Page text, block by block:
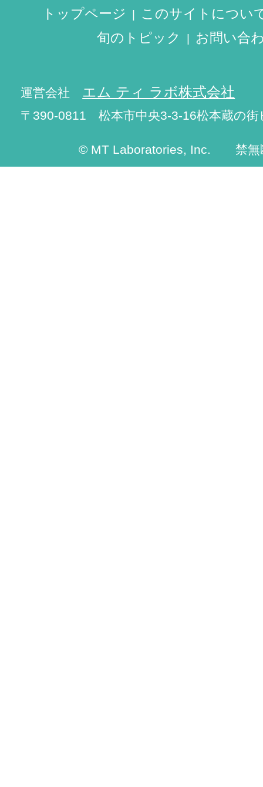
トップページ
このサイトについ
旬のトピック
お問い合
運営会社 エム ティ ラボ株式会社
〒390-0811 松本市中央3-3-16松本蔵の街
© MT Laboratories, Inc. 禁無